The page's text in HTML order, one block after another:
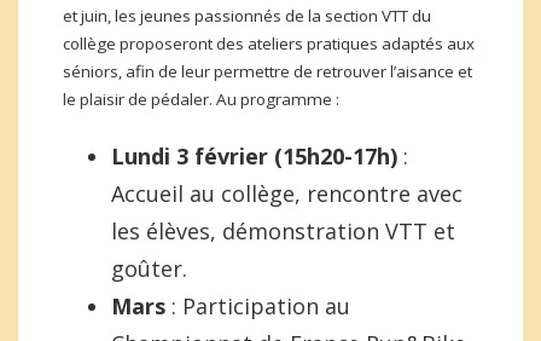
et juin, les jeunes passionnés de la section VTT du
collège proposeront des ateliers pratiques adaptés aux
séniors, afin de leur permettre de retrouver l’aisance et
le plaisir de pédaler. Au programme :
Lundi 3 février (15h20-17h) :
Accueil au collège, rencontre avec
les élèves, démonstration VTT et
goûter.
Mars : Participation au